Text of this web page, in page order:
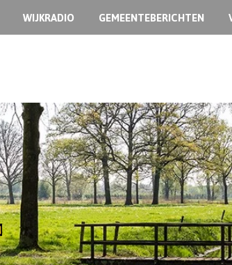
WIJKRADIO GEMEENTEBERICHTEN